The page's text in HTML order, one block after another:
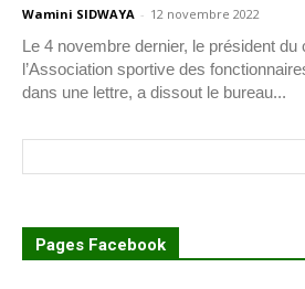
Wamini SIDWAYA - 12 novembre 2022
Le 4 novembre dernier, le président
l’Association sportive des
dans une lettre, a dissout le bureau...
Pages Facebook